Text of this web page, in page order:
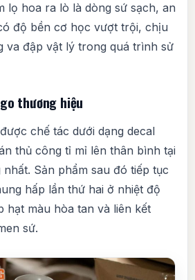
lọ hoa ra lò là dòng sứ sạch, an
độ bền cơ học vượt trội, chịu
va đập vật lý trong quá trình sử
thương hiệu
chế tác dưới dạng decal
thủ công tỉ mỉ lên thân bình tại
Sản phẩm sau đó tiếp tục
hấp lần thứ hai ở nhiệt độ
hạt màu hòa tan và liên kết
sứ.